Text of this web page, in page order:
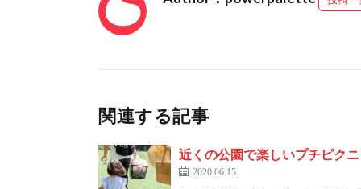
関連する記事
近くの公園で楽しいプチピク
2020.06.15